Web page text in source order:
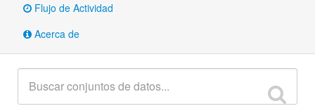
Flujo de Actividad
Acerca de